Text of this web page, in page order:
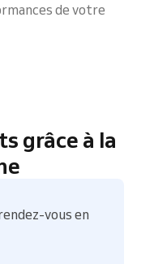
de votre
grâce à la
vous en